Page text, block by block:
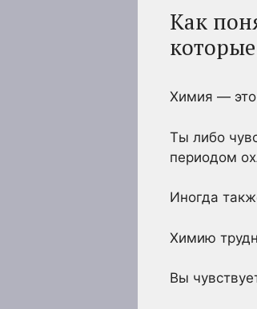
Как
Химия — это
Ты либо
периодом
Иногда
Химию
Вы